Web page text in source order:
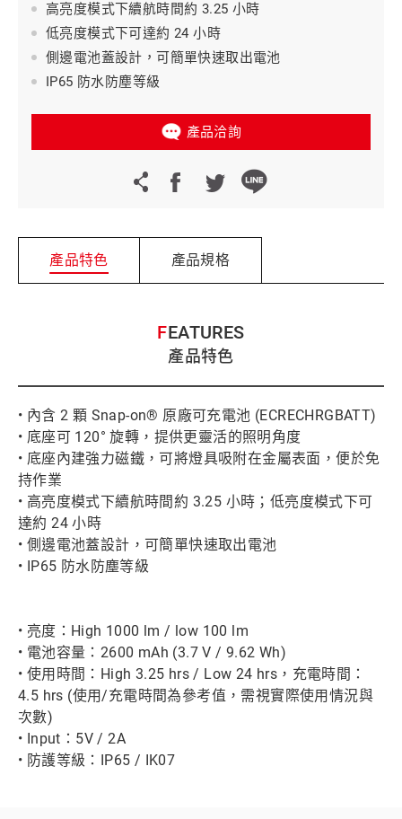
高亮度模式下續航時間約 3.25 小時
低亮度模式下可達約 24 小時
側邊電池蓋設計，可簡單快速取出電池
IP65 防水防塵等級
產品洽詢
產品特色 產品規格
FEATURES
產品特色
• 內含 2 顆 Snap-on® 原廠可充電池 (ECRECHRGBATT)
• 底座可 120° 旋轉，提供更靈活的照明角度
• 底座內建強力磁鐵，可將燈具吸附在金屬表面，便於免
持作業
• 高亮度模式下續航時間約 3.25 小時；低亮度模式下可
達約 24 小時
• 側邊電池蓋設計，可簡單快速取出電池
• IP65 防水防塵等級
• 亮度：High 1000 lm / low 100 lm
• 電池容量：2600 mAh (3.7 V / 9.62 Wh)
• 使用時間：High 3.25 hrs / Low 24 hrs，充電時間：
4.5 hrs (使用/充電時間為參考值，需視實際使用情況與
次數)
• Input：5V / 2A
• 防護等級：IP65 / IK07